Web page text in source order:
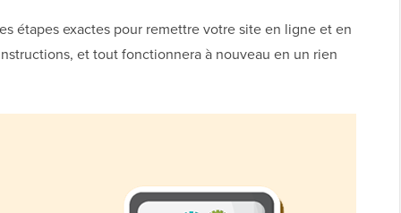
étapes exactes pour remettre votre site en ligne et en
et tout fonctionnera à nouveau en un rien